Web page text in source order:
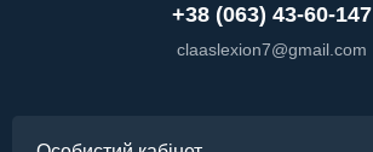
+38 (063) 43-60-147
claaslexion7@gmail.com